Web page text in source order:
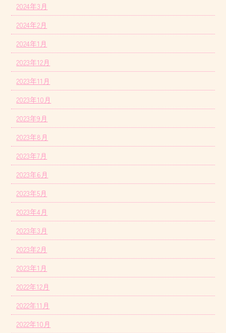
2024年3月
2024年2月
2024年1月
2023年12月
2023年11月
2023年10月
2023年9月
2023年8月
2023年7月
2023年6月
2023年5月
2023年4月
2023年3月
2023年2月
2023年1月
2022年12月
2022年11月
2022年10月